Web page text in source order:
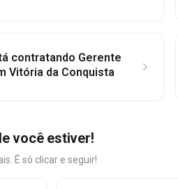
contratando Gerente
Vitória da Conquista
você estiver!
É só clicar e seguir!